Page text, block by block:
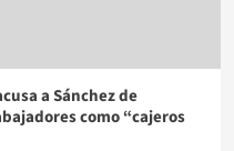
a Sánchez de
como “cajeros